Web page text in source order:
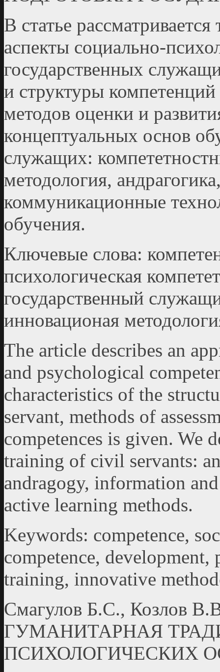
В статье
аспекты социально-
государственных
и структуры
методов оценки и
концептуальных основ
служащих:
методология,
коммуникационные
обучения.
Ключевые слова:
психологическая
государственный
инновационая
The article describes an
and psychological
characteristics of the
servant, methods of
competences is given. We
training of civil servants:
andragogy, information
active learning methods.
Keywords: competence,
competence,
training, innovative
Смагулов Б.С., Козлов
ГУМАНИТАРНАЯ
ПСИХОЛОГИЧЕСКИХ